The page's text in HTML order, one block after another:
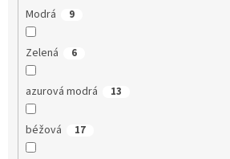
Modrá 9
Zelená 6
azurová modrá 13
béžová 17